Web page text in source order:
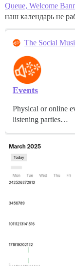
Queue, Welcome
наш календарь не
The Social
Events
Physical or online
listening parties…